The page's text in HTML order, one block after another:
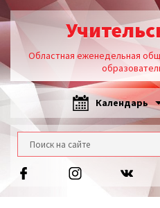
Областная еженедельная
Календарь